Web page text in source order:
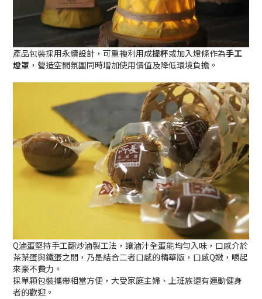
產品包裝採用永續設計，可重複利用成提杯或加入燈條作為手工
燈罩 ，營造空間氛圍同時增加使用價值及降低環境負擔。
Q滷蛋堅持手工翻炒滷製工法，讓滷汁全蛋能均勻入味，口感介於
茶葉蛋與鐵蛋之間，乃是結合二者口感的精華版，口感Q嫩，嚼起
來豪不費力。
採單顆包裝攜帶相當方便，大受家庭主婦、上班族還有運動健身
者的歡迎。